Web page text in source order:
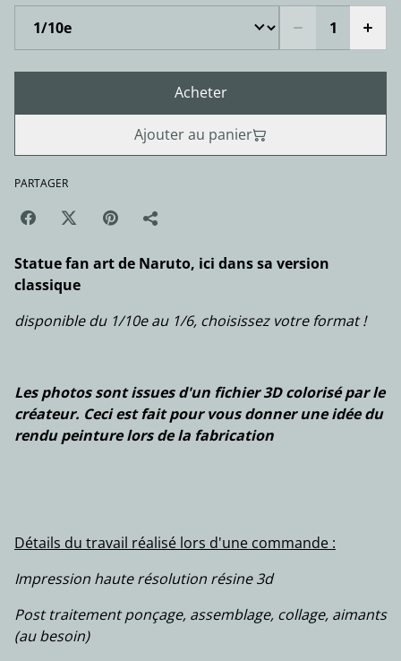
Acheter
Ajouter au panier
PARTAGER
Statue fan art de Naruto, ici dans sa version
classique
disponible du 1/10e au 1/6, choisissez votre format !
Les photos sont issues d'un fichier 3D colorisé par le
créateur. Ceci est fait pour vous donner une idée du
rendu peinture lors de la fabrication
Détails du travail réalisé lors d'une commande :
Impression haute résolution résine 3d
Post traitement ponçage, assemblage, collage, aimants
(au besoin)